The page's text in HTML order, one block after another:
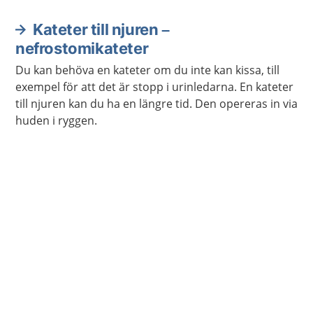
öppnas och tömma urinen i toaletten.
Kateter till njuren –
nefrostomikateter
Du kan behöva en kateter om du inte kan kissa, till
exempel för att det är stopp i urinledarna. En kateter
till njuren kan du ha en längre tid. Den opereras in via
huden i ryggen.